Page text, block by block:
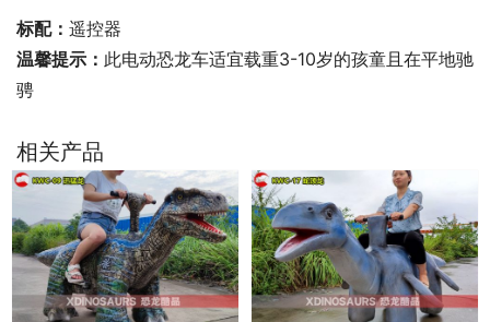
标配： 遥控器
温馨提示： 此电动恐龙车适宜载重3-10岁的孩童且在平地驰
骋
相关产品